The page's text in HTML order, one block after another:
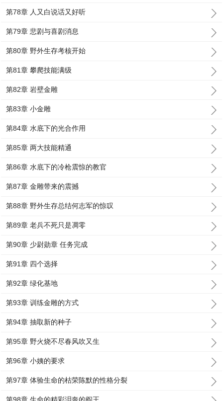
第78章 人又白说话又好听
第79章 悲剧与喜剧消息
第80章 野外生存考核开始
第81章 攀爬技能满级
第82章 岩壁金雕
第83章 小金雕
第84章 水底下的光合作用
第85章 两大技能精通
第86章 水底下的冷枪震惊的教官
第87章 金雕带来的震撼
第88章 野外生存总结何志军的惊叹
第89章 老兵不死只是凋零
第90章 少尉勋章 任务完成
第91章 四个选择
第92章 绿化基地
第93章 训练金雕的方式
第94章 抽取新的种子
第95章 野火烧不尽春风吹又生
第96章 小姨的要求
第97章 体验生命的枯荣陈默的性格分裂